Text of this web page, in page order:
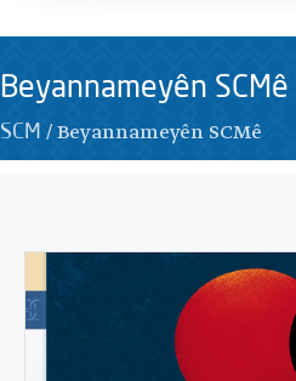
Beyannameyên SCMê
SCM /Beyannameyên SCMê